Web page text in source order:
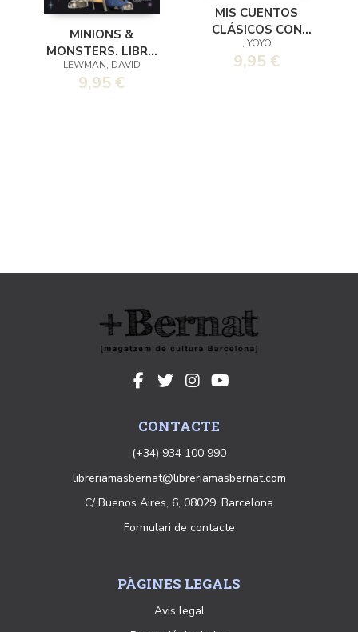
MINIONS &
MONSTERS. LIBRO
DE ACTIVIDADES
OFICIAL
LEWMAN, DAVID
9,95 €
MIS CUENTOS
CLÁSICOS CON
TEXTURAS.
CAPERUCITA ROJA
, YOYO
9,95 €
CONTACTE
(+34) 934 100 990
libreriamasbernat@libreriamasbernat.com
C/ Buenos Aires, 6, 08029, Barcelona
Formulari de contacte
PÀGINES LEGALS
Avis legal